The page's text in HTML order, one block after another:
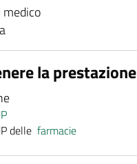
la prestazione
dellefarmacie